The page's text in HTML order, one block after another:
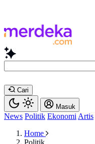
Cari
Masuk
News Politik Ekonomi Artis
Home
Politik